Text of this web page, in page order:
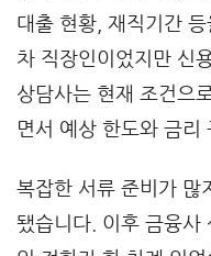
대출 현황, 재직기간
차 직장인이었지만 신
상담사는 현재 조건으
면서 예상 한도와 금리
복잡한 서류 준비가 많
됐습니다. 이후 금융사